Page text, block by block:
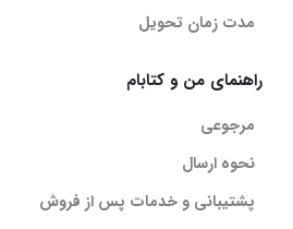
مدت زمان تحویل
راهنمای من و کتابام
مرجوعی
نحوه ارسال
پشتیبانی و خدمات پس از فروش